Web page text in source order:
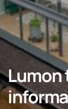
Företagskund
Lumon